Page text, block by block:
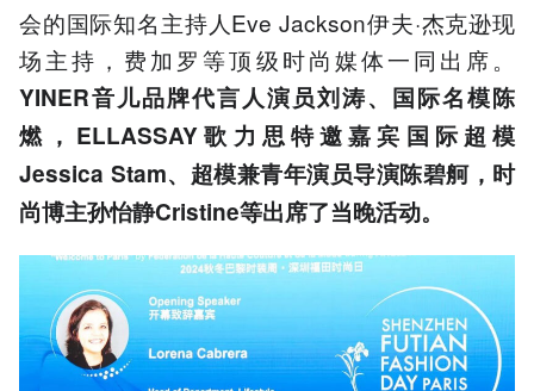
会的国际知名主持人Eve Jackson伊夫·杰克逊现
场主持，费加罗等顶级时尚媒体一同出席。
YINER音儿品牌代言人演员刘涛、国际名模陈
燃，ELLASSAY歌力思特邀嘉宾国际超模
Jessica Stam、超模兼青年演员导演陈碧舸，时
尚博主孙怡静Cristine等出席了当晚活动。